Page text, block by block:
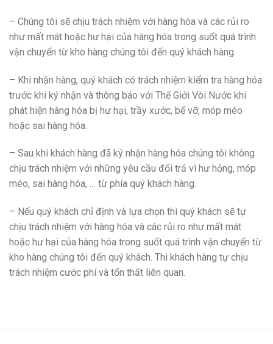
– Chúng tôi sẽ chịu trách nhiệm với hàng hóa và các rủi ro
như mất mát hoặc hư hại của hàng hóa trong suốt quá trình
vận chuyển từ kho hàng chúng tôi đến quý khách hàng.
– Khi nhận hàng, quý khách có trách nhiệm kiểm tra hàng hóa
trước khi ký nhận và thông báo với Thế Giới Vòi Nước khi
phát hiện hàng hóa bị hư hại, trầy xước, bể vỡ, móp méo
hoặc sai hàng hóa.
– Sau khi khách hàng đã ký nhận hàng hóa chúng tôi không
chịu trách nhiệm với những yêu cầu đổi trả vì hư hỏng, móp
méo, sai hàng hóa, … từ phía quý khách hàng.
– Nếu quý khách chỉ định và lựa chọn thì quý khách sẽ tự
chịu trách nhiệm với hàng hóa và các rủi ro như mất mát
hoặc hư hại của hàng hóa trong suốt quá trình vận chuyển từ
kho hàng chúng tôi đến quý khách. Thì khách hàng tự chịu
trách nhiệm cước phí và tổn thất liên quan.